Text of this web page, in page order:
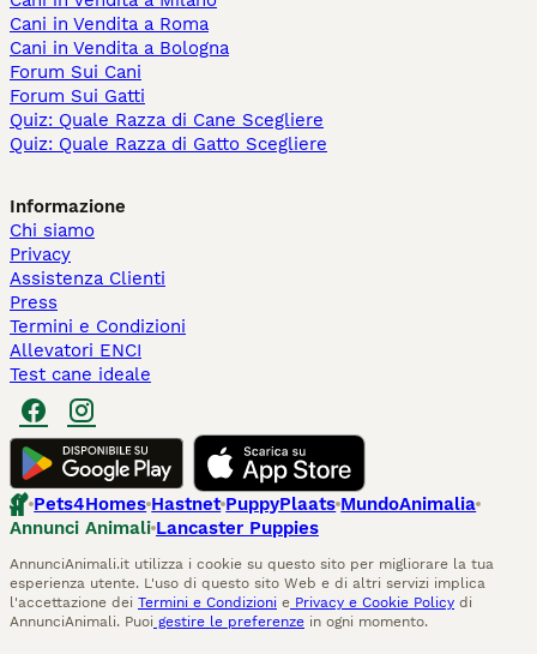
Cani in Vendita a Roma
Cani in Vendita a Bologna
Forum Sui Cani
Forum Sui Gatti
Quiz: Quale Razza di Cane Scegliere
Quiz: Quale Razza di Gatto Scegliere
Informazione
Chi siamo
Privacy
Assistenza Clienti
Press
Termini e Condizioni
Allevatori ENCI
Test cane ideale
Pets4Homes Hastnet PuppyPlaats MundoAnimalia
Annunci Animali Lancaster Puppies
AnnunciAnimali.it utilizza i cookie su questo sito per migliorare la tua
esperienza utente. L'uso di questo sito Web e di altri servizi implica
l'accettazione dei Termini e Condizioni e Privacy e Cookie Policy di
AnnunciAnimali. Puoi gestire le preferenze in ogni momento.